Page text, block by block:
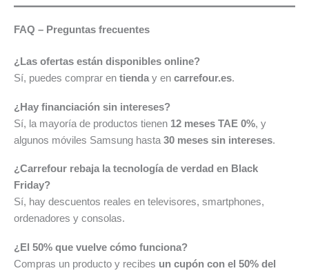
FAQ – Preguntas frecuentes
¿Las ofertas están disponibles online?
Sí, puedes comprar en tienday en carrefour.es.
¿Hay financiación sin intereses?
Sí, la mayoría de productos tienen 12 meses TAE 0%, y
algunos móviles Samsung hasta 30 meses sin intereses.
¿Carrefour rebaja la tecnología de verdad en Black
Friday?
Sí, hay descuentos reales en televisores, smartphones,
ordenadores y consolas.
¿El 50% que vuelve cómo funciona?
Compras un producto y recibes un cupón con el 50% del